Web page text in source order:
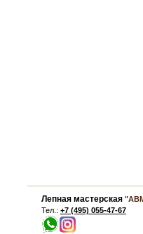
Лепная мастерская
Тел.: +7 (495) 055-47-67